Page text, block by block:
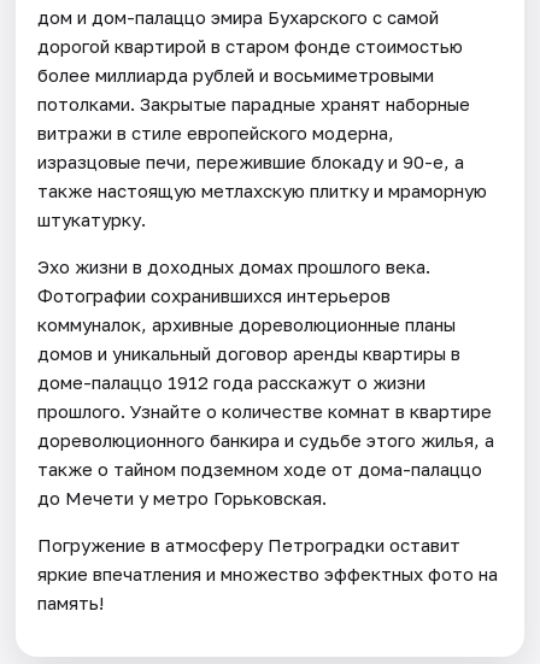
дом и дом-палаццо эмира Бухарского с самой
дорогой квартирой в старом фонде стоимостью
более миллиарда рублей и восьмиметровыми
потолками. Закрытые парадные хранят наборные
витражи в стиле европейского модерна,
изразцовые печи, пережившие блокаду и 90-е, а
также настоящую метлахскую плитку и мраморную
штукатурку.
Эхо жизни в доходных домах прошлого века.
Фотографии сохранившихся интерьеров
коммуналок, архивные дореволюционные планы
домов и уникальный договор аренды квартиры в
доме-палаццо 1912 года расскажут о жизни
прошлого. Узнайте о количестве комнат в квартире
дореволюционного банкира и судьбе этого жилья, а
также о тайном подземном ходе от дома-палаццо
до Мечети у метро Горьковская.
Погружение в атмосферу Петроградки оставит
яркие впечатления и множество эффектных фото на
память!